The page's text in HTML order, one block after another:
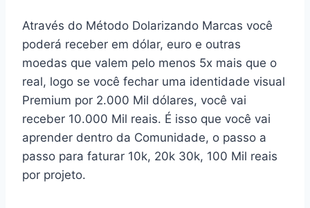
Através do Método Dolarizando Marcas você
poderá receber em dólar, euro e outras
moedas que valem pelo menos 5x mais que o
real, logo se você fechar uma identidade visual
Premium por 2.000 Mil dólares, você vai
receber 10.000 Mil reais. É isso que você vai
aprender dentro da Comunidade, o passo a
passo para faturar 10k, 20k 30k, 100 Mil reais
por projeto.